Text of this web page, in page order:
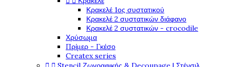
Κρακελέ 1ος συστατικού
Κρακελέ 2 συστατικών διάφανο
Κρακελέ 2 συστατικών - crocodile
Χρύσωμα
Πρίμερ - Γκέσο
Createx series